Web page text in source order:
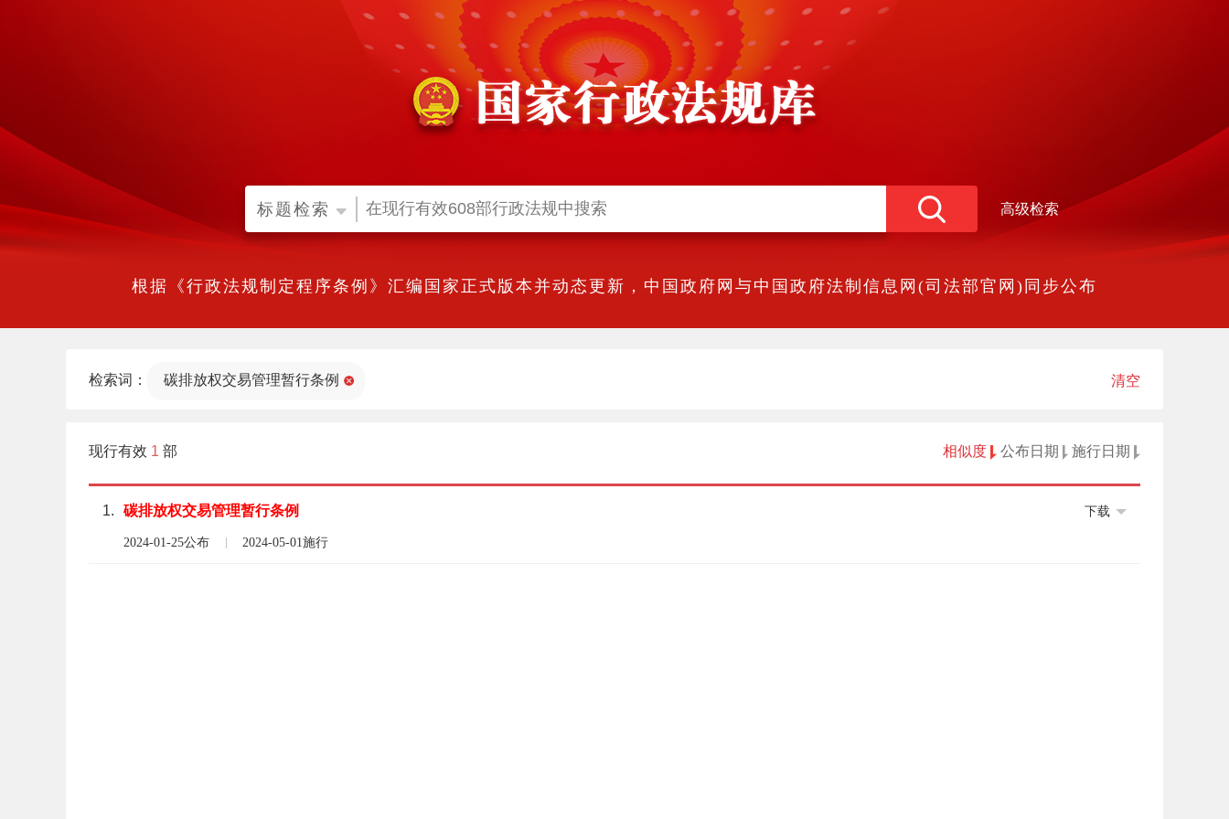
标题检索 高级检索
根据《行政法规制定程序条例》汇编国家正式版本并动态更新，中国政府网与中国政府法制信息网(司法部官网)同步公布
检索词： 碳排放权交易管理暂行条例 清空
现行有效 1 部 相似度 公布日期 施行日期
1. 碳排放权交易管理暂行条例
2024-01-25公布 2024-05-01施行
下载